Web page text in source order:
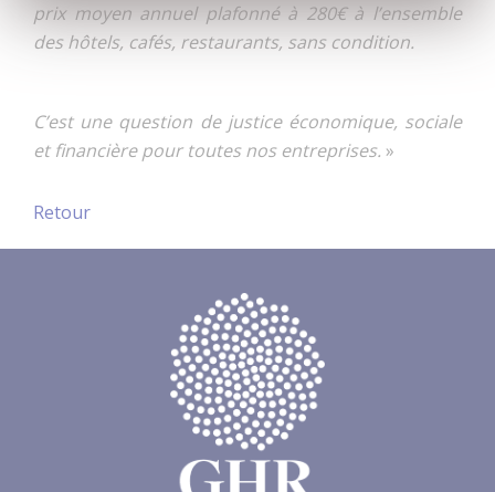
prix moyen annuel plafonné à 280€ à l’ensemble
des hôtels, cafés, restaurants, sans condition.
C’est une question de justice économique, sociale
et financière pour toutes nos entreprises. »
Retour